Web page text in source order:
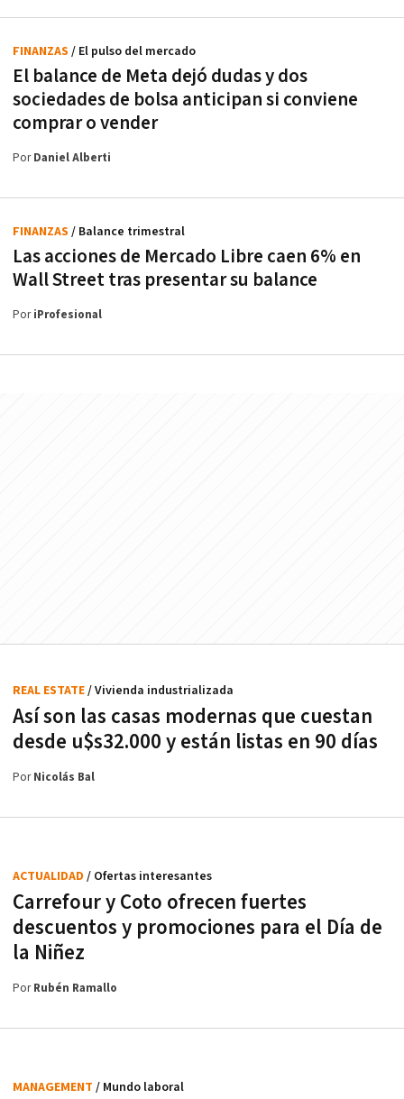
El balance de Meta dejó dudas y dos
sociedades de bolsa anticipan si conviene
comprar o vender
FINANZAS / El pulso del mercado
PorDaniel Alberti
Las acciones de Mercado Libre caen 6% en
Wall Street tras presentar su balance
FINANZAS / Balance trimestral
PoriProfesional
Así son las casas modernas que cuestan
desde u$s32.000 y están listas en 90 días
REAL ESTATE/ Vivienda industrializada
PorNicolás Bal
Carrefour y Coto ofrecen fuertes
descuentos y promociones para el Día de
la Niñez
ACTUALIDAD / Ofertas interesantes
PorRubén Ramallo
MANAGEMENT / Mundo laboral